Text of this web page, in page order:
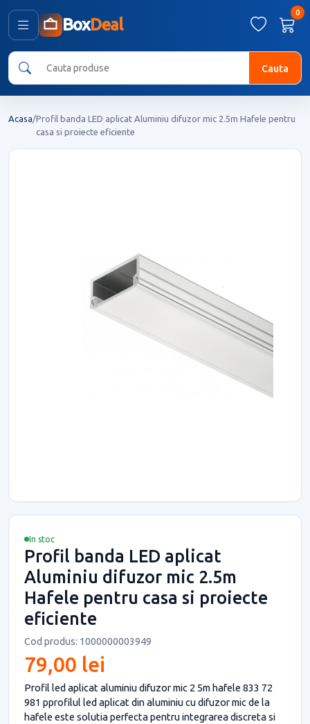
BoxDeal
0
Cauta
Acasa/Profil banda LED aplicat Aluminiu difuzor mic 2.5m Hafele pentru
casa si proiecte eficiente
In stoc
Profil banda LED aplicat
Aluminiu difuzor mic 2.5m
Hafele pentru casa si proiecte
eficiente
Cod produs: 1000000003949
79,00 lei
Profil led aplicat aluminiu difuzor mic 2 5m hafele 833 72
981 pprofilul led aplicat din aluminiu cu difuzor mic de la
hafele este solutia perfecta pentru integrarea discreta si